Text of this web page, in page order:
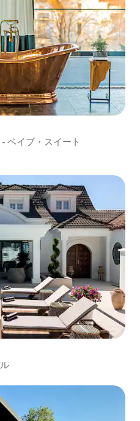
ベイブ・スイート